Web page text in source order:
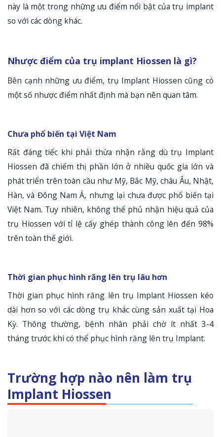
này là một trong những ưu điểm nổi bật của trụ implant
so với các dòng khác.
Nhược điểm của trụ implant Hiossen là gì?
Bên cạnh những ưu điểm, trụ Implant Hiossen cũng có
một số nhược điểm nhất định mà bạn nên quan tâm.
Chưa phổ biến tại Việt Nam
Rất đáng tiếc khi phải thừa nhận rằng dù trụ Implant
Hiossen đã chiếm thị phần lớn ở nhiều quốc gia lớn và
phát triển trên toàn cầu như Mỹ, Bắc Mỹ, châu Âu, Nhật,
Hàn, và Đông Nam Á, nhưng lại chưa được phổ biến tại
Việt Nam. Tuy nhiên, không thể phủ nhận hiệu quả của
trụ Hiossen với tỉ lệ cấy ghép thành công lên đến 98%
trên toàn thế giới.
Thời gian phục hình răng lên trụ lâu hơn
Thời gian phục hình răng lên trụ Implant Hiossen kéo
dài hơn so với các dòng trụ khác cùng sản xuất tại Hoa
Kỳ. Thông thường, bệnh nhân phải chờ ít nhất 3-4
tháng trước khi có thể phục hình răng lên trụ Implant.
Trường hợp nào nên làm trụ
Implant Hiossen